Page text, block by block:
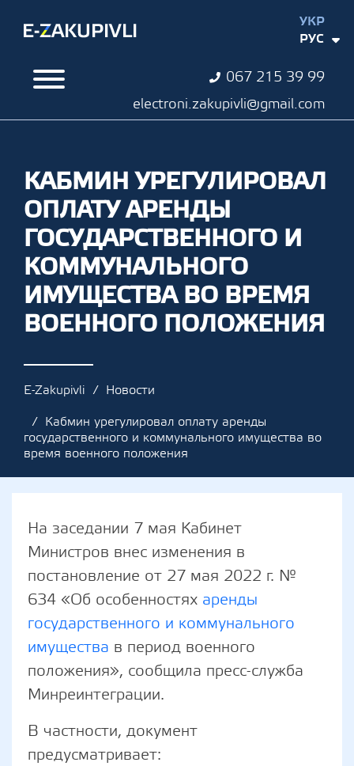
067 215 39 99
electroni.zakupivli@gmail.com
УКР
РУС
КАБМИН УРЕГУЛИРОВАЛ
ОПЛАТУ АРЕНДЫ
ГОСУДАРСТВЕННОГО И
КОММУНАЛЬНОГО
ИМУЩЕСТВА ВО ВРЕМЯ
ВОЕННОГО ПОЛОЖЕНИЯ
E-Zakupivli
Новости
Кабмин урегулировал оплату аренды
государственного и коммунального имущества во
время военного положения
На заседании 7 мая Кабинет
Министров внес изменения в
постановление от 27 мая 2022 г. №
634 «Об особенностях аренды
государственного и коммунального
имущества в период военного
положения», сообщила пресс-служба
Минреинтеграции.
В частности, документ
предусматривает: